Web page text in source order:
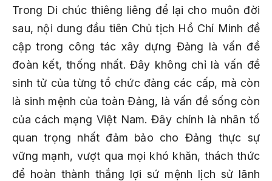
Trong Di chúc thiêng liêng để lại cho muôn đời
sau, nội dung đầu tiên Chủ tịch Hồ Chí Minh đề
cập trong công tác xây dựng Đảng là vấn đề
đoàn kết, thống nhất. Đây không chỉ là vấn đề
sinh tử của từng tổ chức đảng các cấp, mà còn
là sinh mệnh của toàn Đảng, là vấn đề sống còn
của cách mạng Việt Nam. Đây chính là nhân tố
quan trọng nhất đảm bảo cho Đảng thực sự
vững mạnh, vượt qua mọi khó khăn, thách thức
để hoàn thành thắng lợi sứ mệnh lịch sử lãnh